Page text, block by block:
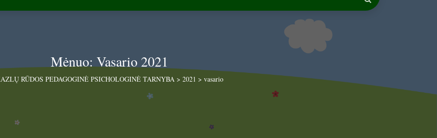
Mėnuo: Vasario 2021
RŪDOS PEDAGOGINĖ PSICHOLOGINĖ TARNYBA> 2021 > vasario